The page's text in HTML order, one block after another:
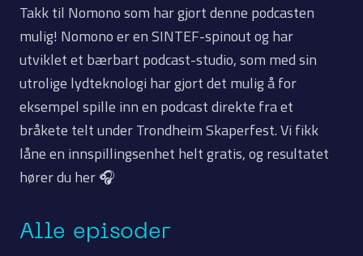
Takk til Nomono som har gjort denne podcasten
mulig! Nomono er en SINTEF-spinout og har
utviklet et bærbart podcast-studio, som med sin
utrolige lydteknologi har gjort det mulig å for
eksempel spille inn en podcast direkte fra et
bråkete telt under Trondheim Skaperfest. Vi fikk
låne en innspillingsenhet helt gratis, og resultatet
hører du her 🎧
Alle episoder